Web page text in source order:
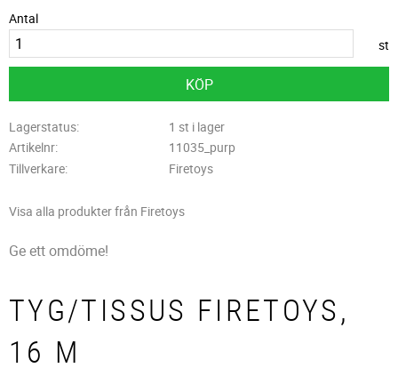
Antal
st
KÖP
Lagerstatus
1 st i lager
Artikelnr
11035_purp
Tillverkare
Firetoys
Visa alla produkter från Firetoys
Ge ett omdöme!
TYG/TISSUS FIRETOYS,
16 M